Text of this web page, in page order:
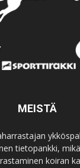
MEISTÄ
tietopankki,
koiran